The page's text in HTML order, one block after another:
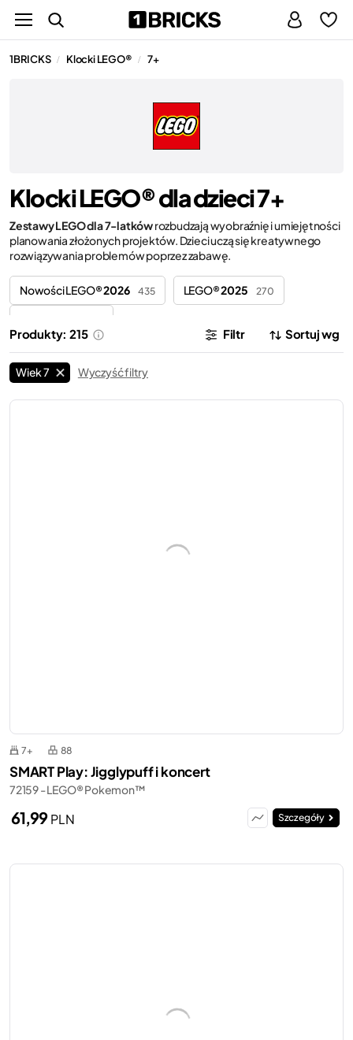
1BRICKS / Klocki LEGO® / 7+
Klocki LEGO® dla dzieci 7+
Zestawy LEGO dla 7-latkówrozbudzają wyobraźnię i umiejętności
planowania złożonych projektów. Dzieci uczą się kreatywnego
rozwiązywania problemów poprzez zabawę.
Nowości LEGO®2026 435 LEGO®2025 270
Produkty: 215 Filtr Sortuj wg
Wiek 7 Wyczyść filtry
7+ 88
SMART Play: Jigglypuff i koncert
72159 - LEGO® Pokemon™
61,99PLN Szczegóły